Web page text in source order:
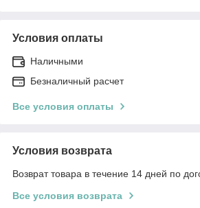
Условия оплаты
Наличными
Безналичный расчет
Все условия оплаты
Условия возврата
Возврат товара в течение 14 дней по
Все условия возврата